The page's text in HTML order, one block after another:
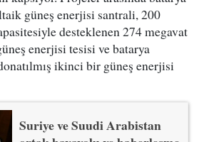
güneş enerjisi santrali, 200
desteklenen 274 megavat
enerjisi tesisi ve batarya
ikinci bir güneş enerjisi
Suriye ve Suudi Arabistan